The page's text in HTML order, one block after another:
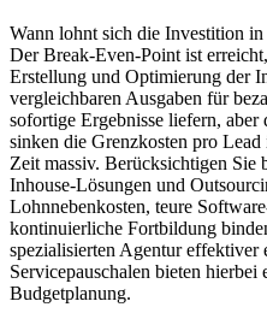
Wann lohnt sich die Investition
Der Break-Even-Point ist
Erstellung und Optimierung der
vergleichbaren Ausgaben für
sofortige Ergebnisse liefern, aber
sinken die Grenzkosten pro
Zeit massiv. Berücksichtigen Sie
Inhouse-Lösungen und
Lohnnebenkosten, teure
kontinuierliche Fortbildung
spezialisierten Agentur effektiver
Servicepauschalen bieten
Budgetplanung.